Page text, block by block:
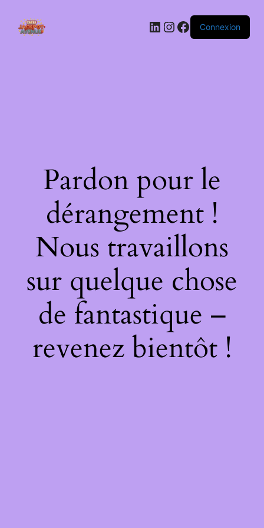
LinkedIn
Instagram
Facebook
Connexion
Pardon pour le
dérangement !
Nous travaillons
sur quelque chose
de fantastique –
revenez bientôt !